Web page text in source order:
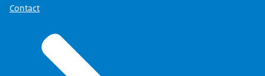
Contact